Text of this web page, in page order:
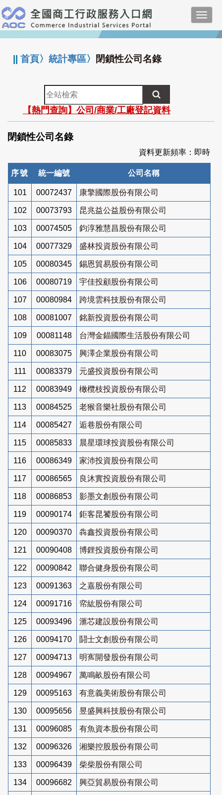
跳
到
主
要
:::
||首頁〉統計專區〉 閉鎖性公司名錄
全
站
檢
索
【熱門查詢】公司/商業/工廠登記資料
閉鎖性公司名錄
資料更新頻率：即時
序號 統一編號 公司名稱
101 00072437 康擎國際股份有限公司
102 00073793 昆兆益公益股份有限公司
103 00074505 鈞淳雅慧昌股份有限公司
104 00077329 盛林投資股份有限公司
105 00080345 錫恩貿易股份有限公司
106 00080719 宇佳投顧股份有限公司
107 00080984 跨境雲科技股份有限公司
108 00081007 銘新投資股份有限公司
109 00081148 台灣金錨國際生活股份有限公司
110 00083075 興澤企業股份有限公司
111 00083379 元盛投資股份有限公司
112 00083949 橄欖枝投資股份有限公司
113 00084525 老猴音樂社股份有限公司
114 00085427 逅巷股份有限公司
115 00085833 晨星環球投資股份有限公司
116 00086349 家沛投資股份有限公司
117 00086565 良沐實投資股份有限公司
118 00086853 影墨文創股份有限公司
119 00090174 鉅客昆饕股份有限公司
120 00090370 犇鑫投資股份有限公司
121 00090408 博鋰投資股份有限公司
122 00090842 聯合健身股份有限公司
123 00091363 之嘉股份有限公司
124 00091716 帟紘股份有限公司
125 00093496 滙芯建設股份有限公司
126 00094170 鬪士文創股份有限公司
127 00094713 明寯開發股份有限公司
128 00094967 萬鳴畝股份有限公司
129 00095163 有意義美術股份有限公司
130 00095656 昱盛興科技股份有限公司
131 00096085 有魚資本股份有限公司
132 00096326 湘樂控股股份有限公司
133 00096439 柴柴股份有限公司
134 00096682 興亞貿易股份有限公司